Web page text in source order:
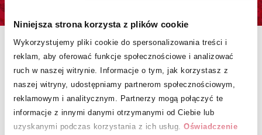
Niniejsza strona korzysta z plików cookie
Wykorzystujemy pliki cookie do spersonalizowania treści i
reklam, aby oferować funkcje społecznościowe i analizować
ruch w naszej witrynie. Informacje o tym, jak korzystasz z
naszej witryny, udostępniamy partnerom społecznościowym,
reklamowym i analitycznym. Partnerzy mogą połączyć te
informacje z innymi danymi otrzymanymi od Ciebie lub
uzyskanymi podczas korzystania z ich usług. Oświadczenie